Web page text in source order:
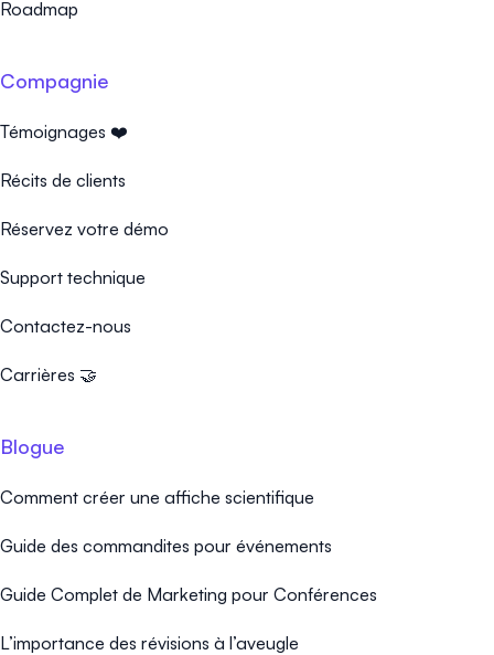
Roadmap
Compagnie
Témoignages ❤️
Récits de clients
Réservez votre démo
Support technique
Contactez-nous
Carrières 🤝
Blogue
Comment créer une affiche scientifique
Guide des commandites pour événements
Guide Complet de Marketing pour Conférences
L’importance des révisions à l’aveugle